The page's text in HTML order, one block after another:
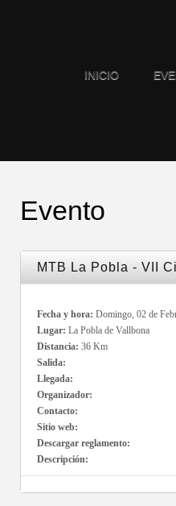
INICIO
Evento
MTB La Pobla - VII
Fecha y hora: Domingo, 02 de
Lugar: La Pobla de Vallbona
Distancia: 36 Km
Salida:
Llegada:
Organizador:
Contacto:
Sitio web:
Descargar reglamento:
Descripción: